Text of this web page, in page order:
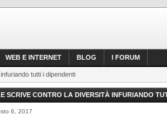
WEB E INTERNET BLOG I FORUM
tutti i dipendenti
SCRIVE CONTRO LA DIVERSITÀ INFURIANDO
6, 2017